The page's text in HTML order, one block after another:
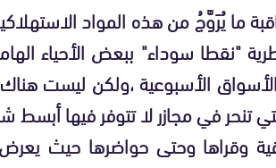
ما يُرَوَّجُ من هذه المواد
"نقطا سوداء" ببعض الأحياء
الأسبوعية ،ولكن ليست هناك
تنحر في مجازر لا تتوفر فيها أبسط
وقراها وحتى حواضرها حيث يعرض